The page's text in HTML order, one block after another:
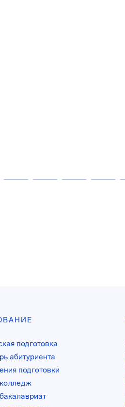
подготовка
абитуриента
подготовки